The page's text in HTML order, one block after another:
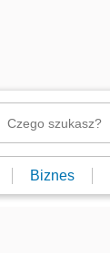
Biznes